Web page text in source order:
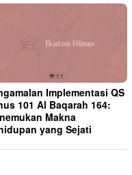
Implementasi QS
101 Al Baqarah 164:
Makna
yang Sejati